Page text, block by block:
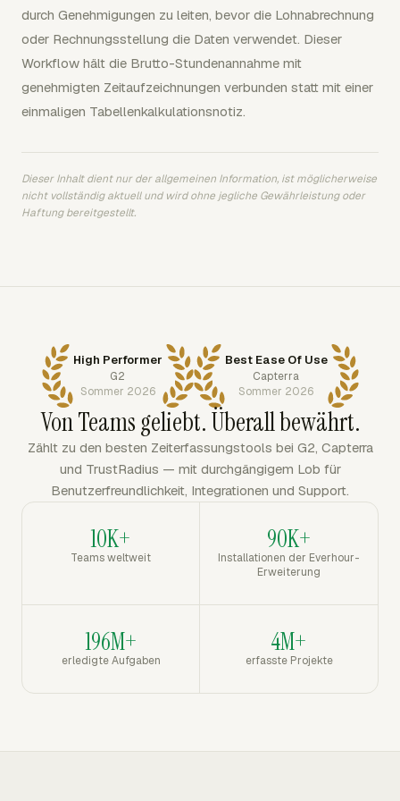
durch Genehmigungen zu leiten, bevor die Lohnabrechnung
oder Rechnungsstellung die Daten verwendet. Dieser
Workflow hält die Brutto-Stundenannahme mit
genehmigten Zeitaufzeichnungen verbunden statt mit einer
einmaligen Tabellenkalkulationsnotiz.
Dieser Inhalt dient nur der allgemeinen Information, ist möglicherweise
nicht vollständig aktuell und wird ohne jegliche Gewährleistung oder
Haftung bereitgestellt.
High Performer
G2
Sommer 2026
Best Ease Of Use
Capterra
Sommer 2026
Von Teams geliebt. Überall bewährt.
Zählt zu den besten Zeiterfassungstools bei G2, Capterra
und TrustRadius — mit durchgängigem Lob für
Benutzerfreundlichkeit, Integrationen und Support.
10K+
Teams weltweit
90K+
Installationen der Everhour-
Erweiterung
196M+
erledigte Aufgaben
4M+
erfasste Projekte